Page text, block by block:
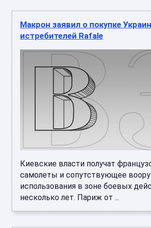
Макрон заявил о покупке
истребителей Rafale
Киевские власти получат
самолеты и сопутствующее
использования в зоне боевых
несколько лет. Париж от ...